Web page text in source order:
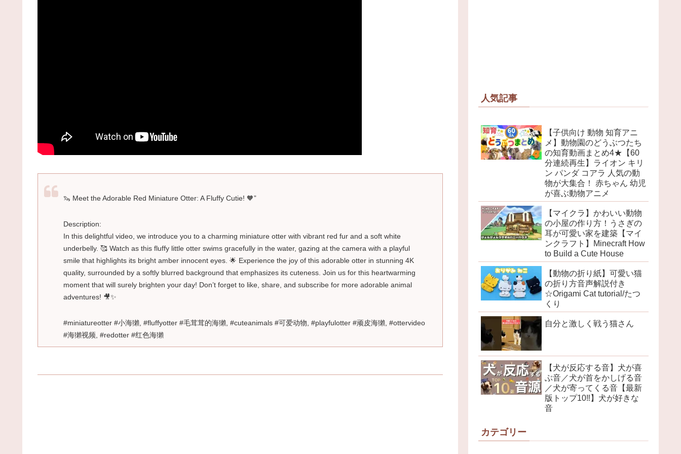
🦦 Meet the Adorable Red Miniature Otter: A Fluffy Cutie! 🧡”
Description:
In this delightful video, we introduce you to a charming miniature otter with vibrant red fur and a soft white
underbelly. 🥰 Watch as this fluffy little otter swims gracefully in the water, gazing at the camera with a playful
smile that highlights its bright amber innocent eyes. 🌟 Experience the joy of this adorable otter in stunning 4K
quality, surrounded by a softly blurred background that emphasizes its cuteness. Join us for this heartwarming
moment that will surely brighten your day! Don’t forget to like, share, and subscribe for more adorable animal
adventures! 🎥✨
#miniatureotter #小海獺, #fluffyotter #毛茸茸的海獺, #cuteanimals #可爱动物, #playfulotter #顽皮海獺, #ottervideo
#海獺视频, #redotter #红色海獺
人気記事
【子供向け 動物 知育アニ
メ】動物園のどうぶつたち
の知育動画まとめ4★【60
分連続再生】ライオン キリ
ン パンダ コアラ 人気の動
物が大集合！ 赤ちゃん 幼児
が喜ぶ動物アニメ
【マイクラ】かわいい動物
の小屋の作り方！うさぎの
耳が可愛い家を建築【マイ
ンクラフト】Minecraft How
to Build a Cute House
【動物の折り紙】可愛い猫
の折り方音声解説付き
☆Origami Cat tutorial/たつ
くり
自分と激しく戦う猫さん
【犬が反応する音】犬が喜
ぶ音／犬が首をかしげる音
／犬が寄ってくる音【最新
版トップ10‼︎】犬が好きな
音
カテゴリー